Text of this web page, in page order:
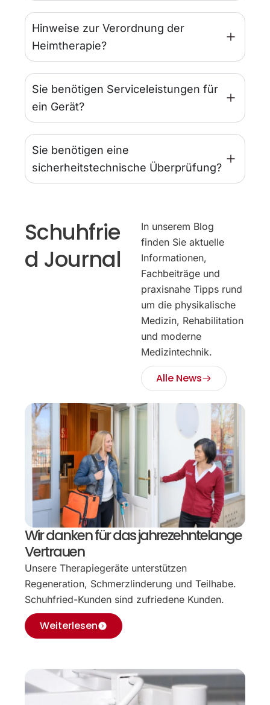
Hinweise zur Verordnung der
Heimtherapie?
Sie benötigen Serviceleistungen für
ein Gerät?
Sie benötigen eine
sicherheitstechnische Überprüfung?
Schuhfrie
d Journal
In unserem Blog
finden Sie aktuelle
Informationen,
Fachbeiträge und
praxisnahe Tipps rund
um die physikalische
Medizin, Rehabilitation
und moderne
Medizintechnik.
Alle News
Wir danken für das jahrezehntelange
Vertrauen
Unsere Therapiegeräte unterstützen
Regeneration, Schmerzlinderung und Teilhabe.
Schuhfried-Kunden sind zufriedene Kunden.
Weiterlesen